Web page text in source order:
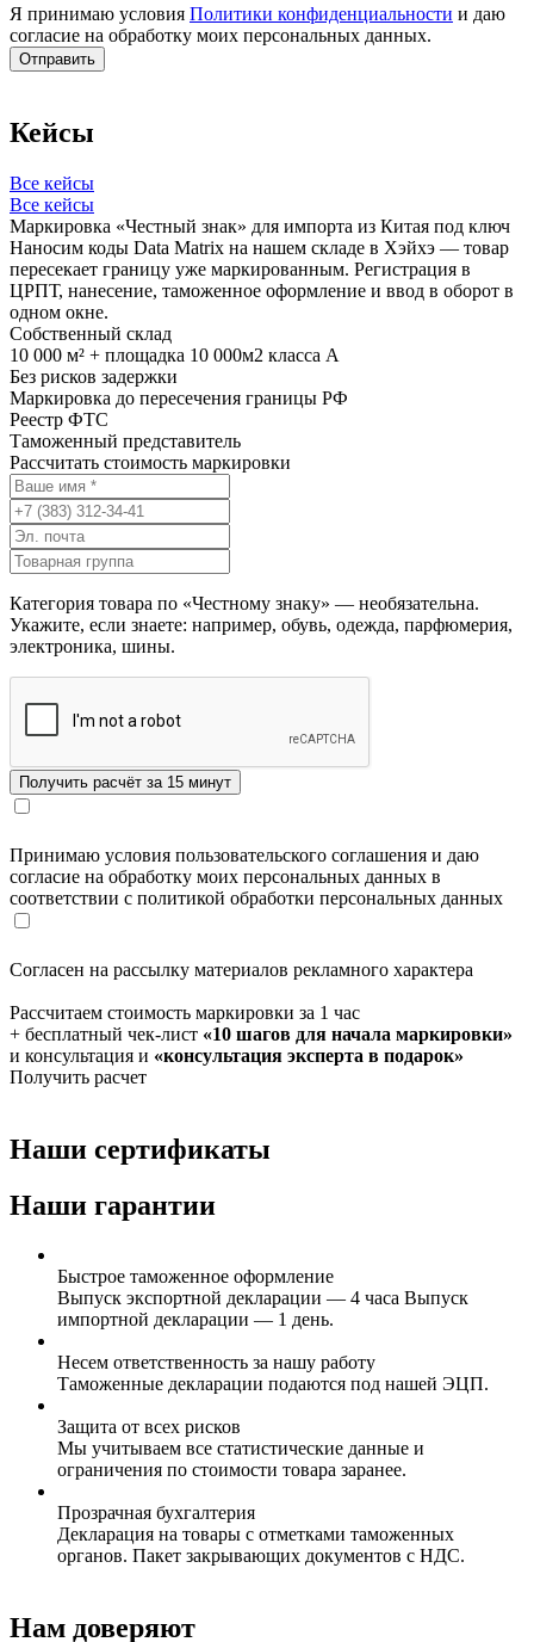
Я принимаю условия Политики конфиденциальности и даю
согласие на обработку моих персональных данных.
Кейсы
Все кейсы
Все кейсы
Маркировка «Честный знак» для импорта из Китая под ключ
Наносим коды Data Matrix на нашем складе в Хэйхэ — товар
пересекает границу уже маркированным. Регистрация в
ЦРПТ, нанесение, таможенное оформление и ввод в оборот в
одном окне.
Собственный склад
10 000 м² + площадка 10 000м2 класса А
Без рисков задержки
Маркировка до пересечения границы РФ
Реестр ФТС
Таможенный представитель
Рассчитать стоимость маркировки
Категория товара по «Честному знаку» — необязательна.
Укажите, если знаете: например, обувь, одежда, парфюмерия,
электроника, шины.
Принимаю условия пользовательского соглашения и даю
согласие на обработку моих персональных данных в
соответствии с политикой обработки персональных данных
Согласен на рассылку материалов рекламного характера
Рассчитаем стоимость маркировки за 1 час
+ бесплатный чек-лист «10 шагов для начала маркировки»
и консультация и «консультация эксперта в подарок»
Получить расчет
Наши сертификаты
Наши гарантии
Быстрое таможенное оформление
Выпуск экспортной декларации — 4 часа Выпуск
импортной декларации — 1 день.
Несем ответственность за нашу работу
Таможенные декларации подаются под нашей ЭЦП.
Защита от всех рисков
Мы учитываем все статистические данные и
ограничения по стоимости товара заранее.
Прозрачная бухгалтерия
Декларация на товары с отметками таможенных
органов. Пакет закрывающих документов с НДС.
Нам доверяют